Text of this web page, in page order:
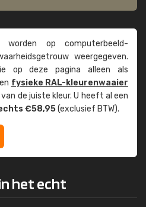
worden op computer­beeld­
weer­gegeven.
op deze pagina alleen als
fysieke RAL-kleuren­waaier
de juiste kleur. U heeft al een
€58,95(exclusief BTW).
het echt